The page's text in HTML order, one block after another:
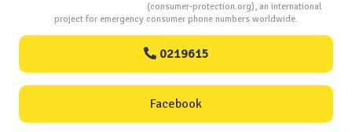
(consumer-protection.org), an international
project for emergency consumer phone numbers worldwide.
0219615
Facebook